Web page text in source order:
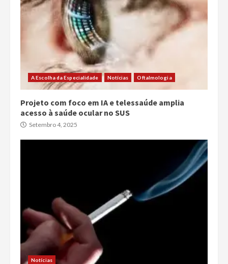
A Escolha da Especialidade Notícias Oftalmologia
Projeto com foco em IA e telessaúde amplia
acesso à saúde ocular no SUS
Setembro 4, 2025
Notícias